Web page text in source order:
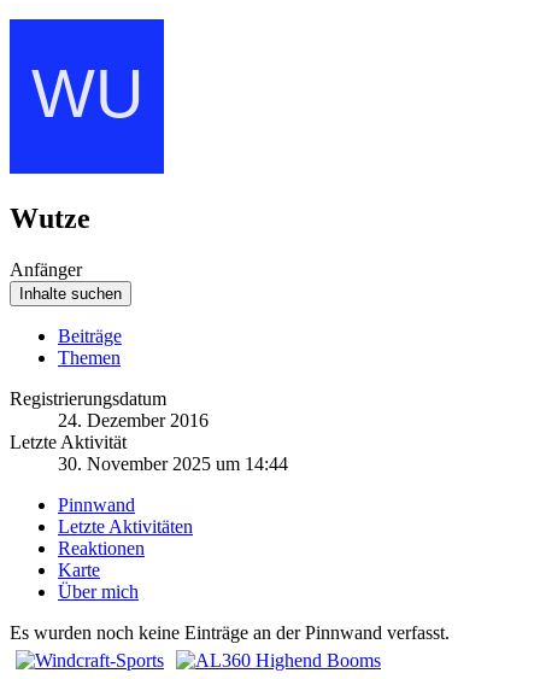
Wutze
Anfänger
Inhalte suchen
Beiträge
Themen
Registrierungsdatum
24. Dezember 2016
Letzte Aktivität
30. November 2025 um 14:44
Pinnwand
Letzte Aktivitäten
Reaktionen
Karte
Über mich
Es wurden noch keine Einträge an der Pinnwand verfasst.